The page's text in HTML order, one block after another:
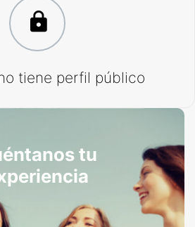
tiene perfil público
tu